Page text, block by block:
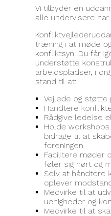
Vi tilbyder en
alle undervisere
træning i at møde
konfliktsyn. Du får
understøtte
arbejdspladser, i
stand til at:
Vejlede og støtte
Håndtere
Rådgive ledelse
Holde
bidrage til at
foreningen
Facilitere møder
føler sig hørt og
Selv at håndtere
oplever
Medvirke til at
uenigheder og
Medvirke til at